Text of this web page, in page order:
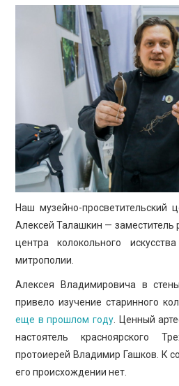
ПРОСВЕЩЕНИЕ
Наш музейно-просветительский
Алексей Талашкин — заместитель
центра колокольного
митрополии.
Алексея Владимировича в
привело изучение старинного
еще в прошлом году. Ценный
настоятель красноярского
протоиерей Владимир Гашков. К
его происхождении нет.